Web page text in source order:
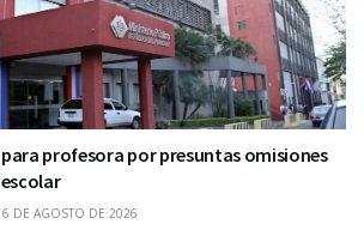
profesora por presuntas omisiones
6 DE AGOSTO DE 2026